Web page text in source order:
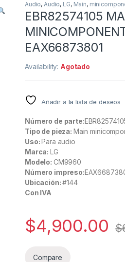
Audio,Audio, LG, Main,
EBR82574105
EAX66873801
Availability: Agotado
Añadir a la lista de deseos
Número de parte:
Tipo de pieza: Main
Uso:Para audio
Marca:LG
Modelo: CM9960
Número impreso:
Ubicación:#144
Con IVA
$4,900.00 $
Compare